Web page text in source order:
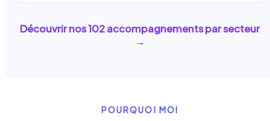
Découvrir nos102accompagnements par secteur
→
POURQUOI MOI